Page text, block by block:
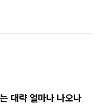
대략 얼마나 나오나